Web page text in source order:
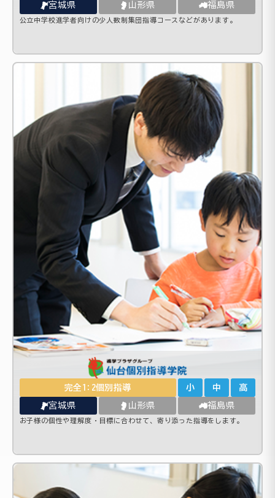
宮城県 山形県 福島県
公立中学校進学者向けの少人数制集団指導コースなどがあります。
完全1:2個別指導 小 中 高
宮城県 山形県 福島県
お子様の個性や理解度・目標に合わせて、寄り添った指導をします。